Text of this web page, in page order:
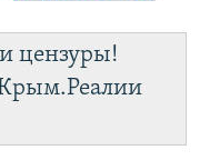
цензуры!